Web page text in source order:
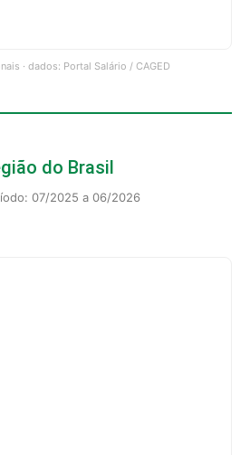
· dados: Portal Salário / CAGED
do Brasil
07/2025 a 06/2026